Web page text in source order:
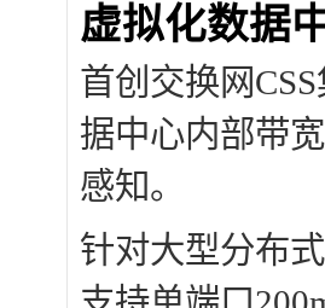
虚拟化数据
首创交换网
据中心内部带
感知。
针对大型分布